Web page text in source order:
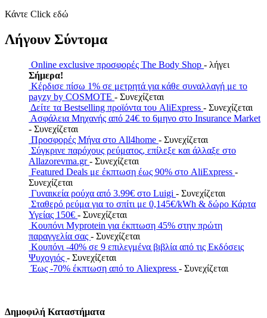
Κάντε Click εδώ
Λήγουν Σύντομα
Online exclusive προσφορές The Body Shop - λήγει
Σήμερα!
Κέρδισε πίσω 1% σε μετρητά για κάθε συναλλαγή με το
payzy by COSMOTE - Συνεχίζεται
Δείτε τα Bestselling προϊόντα του AliExpress - Συνεχίζεται
Ασφάλεια Μηχανής από 24€ το 6μηνο στο Insurance Market
- Συνεχίζεται
Προσφορές Μήνα στο All4home - Συνεχίζεται
Σύγκρινε παρόχους ρεύματος, επίλεξε και άλλαξε στο
Allazorevma.gr- Συνεχίζεται
Featured Deals με έκπτωση έως 90% στο AliExpress -
Συνεχίζεται
Γυναικεία ρούχα από 3.99€ στο Luigi - Συνεχίζεται
Σταθερό ρεύμα για το σπίτι με 0,145€/kWh & δώρο Κάρτα
Υγείας 150€ - Συνεχίζεται
Κουπόνι Myprotein για έκπτωση 45% στην πρώτη
παραγγελία σας - Συνεχίζεται
Κουπόνι -40% σε 9 επιλεγμένα βιβλία από τις Εκδόσεις
Ψυχογιός - Συνεχίζεται
Έως -70% έκπτωση από το Aliexpress - Συνεχίζεται
Δημοφιλή Καταστήματα